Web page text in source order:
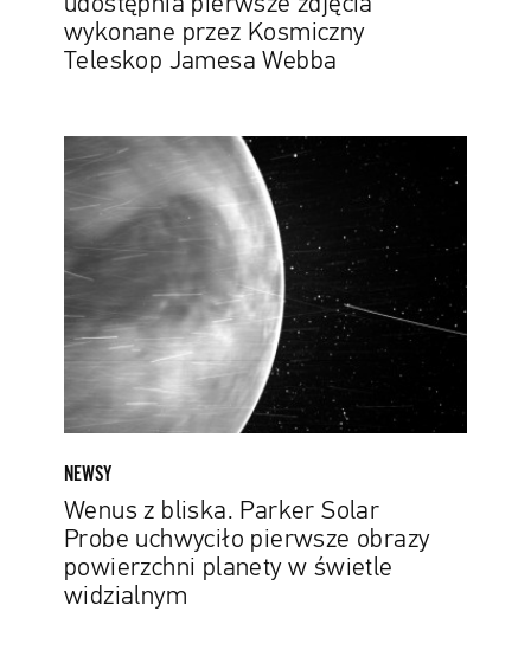
wykonane przez Kosmiczny
Teleskop Jamesa Webba
bliska.
Parker
uchwyciło
pierwsze
powierzchni
planety
w
widzialnym
NEWSY
Wenus z bliska. Parker Solar
Probe uchwyciło pierwsze obrazy
powierzchni planety w świetle
widzialnym